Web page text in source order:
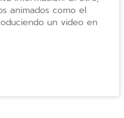
animados como el
un video en